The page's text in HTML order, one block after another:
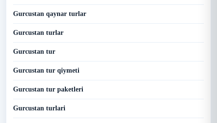
Gurcustan qaynar turlar
Gurcustan turlar
Gurcustan tur
Gurcustan tur qiymeti
Gurcustan tur paketleri
Gurcustan turlari